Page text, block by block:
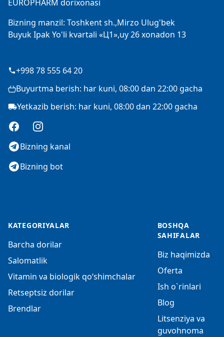
EUROPHARM dorixonasi
Bizning manzil: Toshkent sh.,Mirzo Ulug'bek
Buyuk Ipak Yo'li kvartali «Ц1»,uy 26 xonadon 13
+998 78 555 64 20
Buyurtma berish: har kuni, 08:00 dan 22:00 gacha
Yetkazib berish: har kuni, 08:00 dan 22:00 gacha
FacebookInstagram
Bizning kanal
Bizning bot
KATEGORIYALAR
Barcha dorilar
Salomatlik
Vitamin va biologik qo‘shimchalar
Retseptsiz dorilar
Brendlar
BOSHQA
SAHIFALAR
Biz haqimizda
Oferta
Ish o`rinlari
Blog
Litsenziya va
guvohnoma